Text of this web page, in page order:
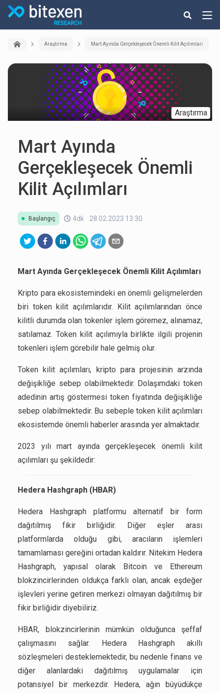
Araştırma Mart Ayında Gerçekleşecek Önemli Kilit Açılımları
Araştırma
Mart Ayında
Gerçekleşecek Önemli
Kilit Açılımları
Başlangıç 4dk 28.02.2023 13:30
Mart Ayında Gerçekleşecek Önemli Kilit Açılımları
Kripto para ekosistemindeki en önemli gelişmelerden
biri token kilit açılımlarıdır. Kilit açılımlarından önce
kilitli durumda olan tokenler işlem göremez, alınamaz,
satılamaz. Token kilit açılımıyla birlikte ilgili projenin
tokenleri işlem görebilir hale gelmiş olur.
Token kilit açılımları, kripto para projesinin arzında
değişikliğe sebep olabilmektedir. Dolaşımdaki token
adedinin artış göstermesi token fiyatında değişikliğe
sebep olabilmektedir. Bu sebeple token kilit açılımları
ekosistemde önemli haberler arasında yer almaktadır.
2023 yılı mart ayında gerçekleşecek önemli kilit
açılımları şu şekildedir:
Hedera Hashgraph (HBAR)
Hedera Hashgraph platformu alternatif bir form
dağıtılmış fikir birliğidir. Diğer eşler arası
platformlarda olduğu gibi, aracıların işlemleri
tamamlaması gereğini ortadan kaldırır. Nitekim Hedera
Hashgraph, yapısal olarak Bitcoin ve Ethereum
blokzincirlerinden oldukça farklı olan, ancak eşdeğer
işlevleri yerine getiren merkezi olmayan dağıtılmış bir
fikir birliğidir diyebiliriz.
HBAR, blokzincirlerinin mümkün olduğunca şeffaf
çalışmasını sağlar. Hedera Hashgraph akıllı
sözleşmeleri desteklemektedir, bu nedenle finans ve
diğer alanlardaki dağıtılmış uygulamalar için
potansiyel bir merkezdir. Hedera, ağın büyüdükçe